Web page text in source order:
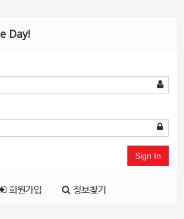
Day!
Sign In
회원가입 정보찾기